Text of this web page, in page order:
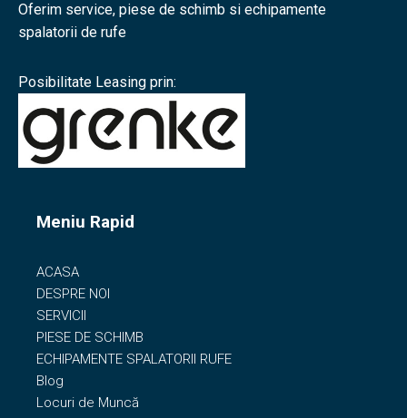
Oferim service, piese de schimb si echipamente
spalatorii de rufe
Posibilitate Leasing prin:
Meniu Rapid
ACASA
DESPRE NOI
SERVICII
PIESE DE SCHIMB
ECHIPAMENTE SPALATORII RUFE
Blog
Locuri de Muncă